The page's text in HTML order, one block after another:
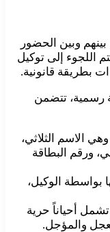
وبين الحضور
اللجوء إلى توكيل
بطريقة قانونية.
رسمية، تتضمن
الاسم الثلاثي،
ورقم البطاقة
بواسطة الوكيل،
أحياناً حرية
والمؤجل.